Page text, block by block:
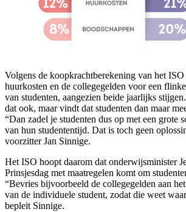
Volgens de koopkrachtberekening van het
huurkosten en de collegegelden voor een
van studenten, aangezien beide jaarlijks
dat ook, maar vindt dat studenten dan maar
“Dan zadel je studenten dus op met een grote
van hun studententijd. Dat is toch geen
voorzitter Jan Sinnige.
Het ISO hoopt daarom dat onderwijsminister
Prinsjesdag met maatregelen komt om
“Bevries bijvoorbeeld de collegegelden aan
van de individuele student, zodat die weet
bepleit Sinnige.